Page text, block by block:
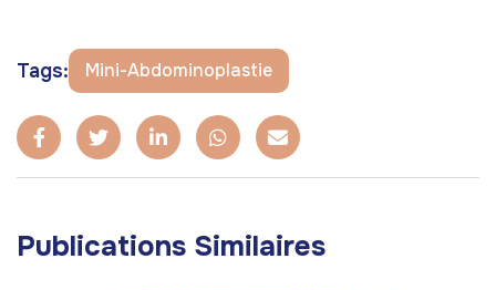
Tags: Mini-Abdominoplastie
Publications Similaires